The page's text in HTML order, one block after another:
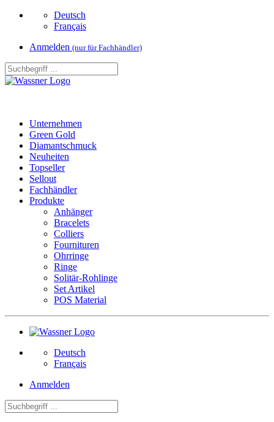
Deutsch
Français
Anmelden (nur für Fachhändler)
Unternehmen
Green Gold
Diamantschmuck
Neuheiten
Topseller
Sellout
Fachhändler
Produkte
Anhänger
Bracelets
Colliers
Fournituren
Ohrringe
Ringe
Solitär-Rohlinge
Set Artikel
POS Material
Deutsch
Français
Anmelden